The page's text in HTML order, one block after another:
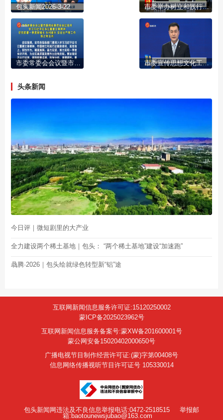
包头新闻2026-3-22 市委举办树立和践行正确政绩观学习教育读书班
市委常委会会议暨市委财经委员会会议召开 学习习近平总书记重要文章精神 研究部署一季度稳增长 乡村振兴 安全生产等工作 陈之常主持 市委宣传思想文化工作领导小组召开会议
头条新闻
今日评｜微短剧里的大产业
全力建设两个稀土基地｜包头： “两个稀土基地”建设“加速跑”
骉腾·2026｜包头绘就绿色转型新“铝”途
互联网新闻信息服务许可证:15120250002
蒙ICP备2025023962号
互联网新闻信息服务备案号:蒙XW备201600001号
蒙公网安备15020402000650号
广播电视节目制作经营许可证:(蒙)字第00408号
信息网络传播视听节目许可证号 105330014
包头新闻网违法及不良信息举报电话:0472-2518515
举报邮
箱:baotounewsjubao@163.com